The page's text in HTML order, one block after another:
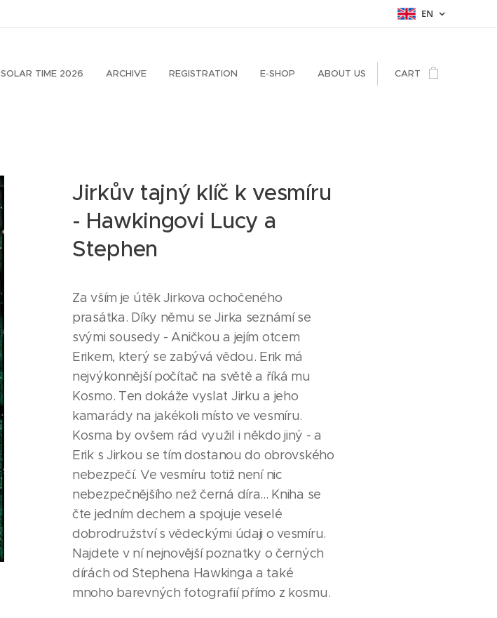
EN
SOLAR TIME 2026 ARCHIVE REGISTRATION E-SHOP ABOUT US CART
Jirkův tajný klíč k vesmíru
- Hawkingovi Lucy a
Stephen
Za vším je útěk Jirkova ochočeného
prasátka. Díky němu se Jirka seznámí se
svými sousedy - Aničkou a jejím otcem
Erikem, který se zabývá vědou. Erik má
nejvýkonnější počítač na světě a říká mu
Kosmo. Ten dokáže vyslat Jirku a jeho
kamarády na jakékoli místo ve vesmíru.
Kosma by ovšem rád využil i někdo jiný - a
Erik s Jirkou se tím dostanou do obrovského
nebezpečí. Ve vesmíru totiž není nic
nebezpečnějšího než černá díra... Kniha se
čte jedním dechem a spojuje veselé
dobrodružství s vědeckými údaji o vesmíru.
Najdete v ní nejnovější poznatky o černých
dírách od Stephena Hawkinga a také
mnoho barevných fotografií přímo z kosmu.